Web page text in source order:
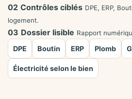
02 Contrôles ciblés DPE, ERP,
logement.
03 Dossier lisible Rapport
DPE Boutin ERP Plomb
Électricité selon le bien